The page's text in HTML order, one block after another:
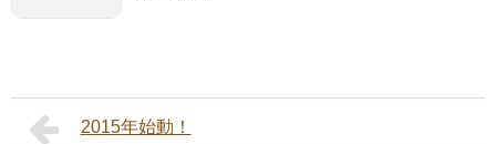
2015年始動！